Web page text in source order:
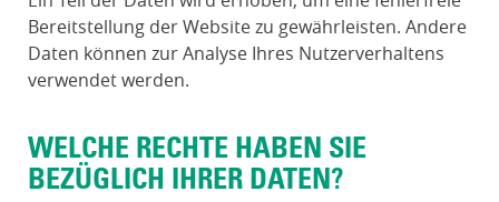
Bereitstellung der Website zu gewährleisten. Andere
Daten können zur Analyse Ihres Nutzerverhaltens
verwendet werden.
WELCHE RECHTE HABEN SIE
BEZÜGLICH IHRER DATEN?